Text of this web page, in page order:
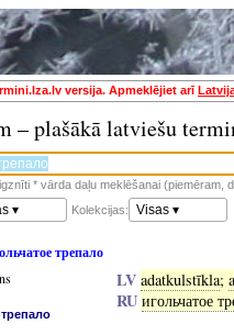
versija. Apmeklējiet arī
– plašākā latviešu
* vārda daļu meklēšanai (piemēram,
▾ Kolekcijas: Visas ▾
трепало
LV adatkulstīkla;
RU игольчатое